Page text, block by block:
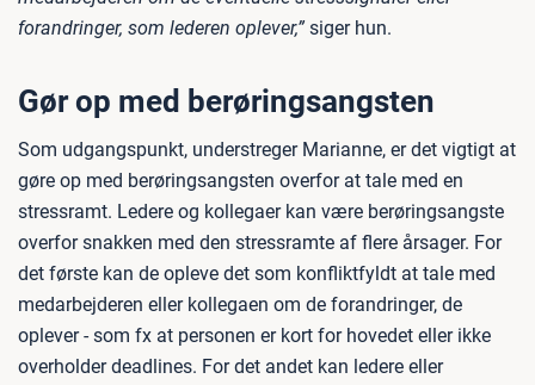
forandringer, som lederen oplever,” siger hun.
Gør op med berøringsangsten
Som udgangspunkt, understreger Marianne, er det vigtigt at
gøre op med berøringsangsten overfor at tale med en
stressramt. Ledere og kollegaer kan være berøringsangste
overfor snakken med den stressramte af flere årsager. For
det første kan de opleve det som konfliktfyldt at tale med
medarbejderen eller kollegaen om de forandringer, de
oplever - som fx at personen er kort for hovedet eller ikke
overholder deadlines. For det andet kan ledere eller